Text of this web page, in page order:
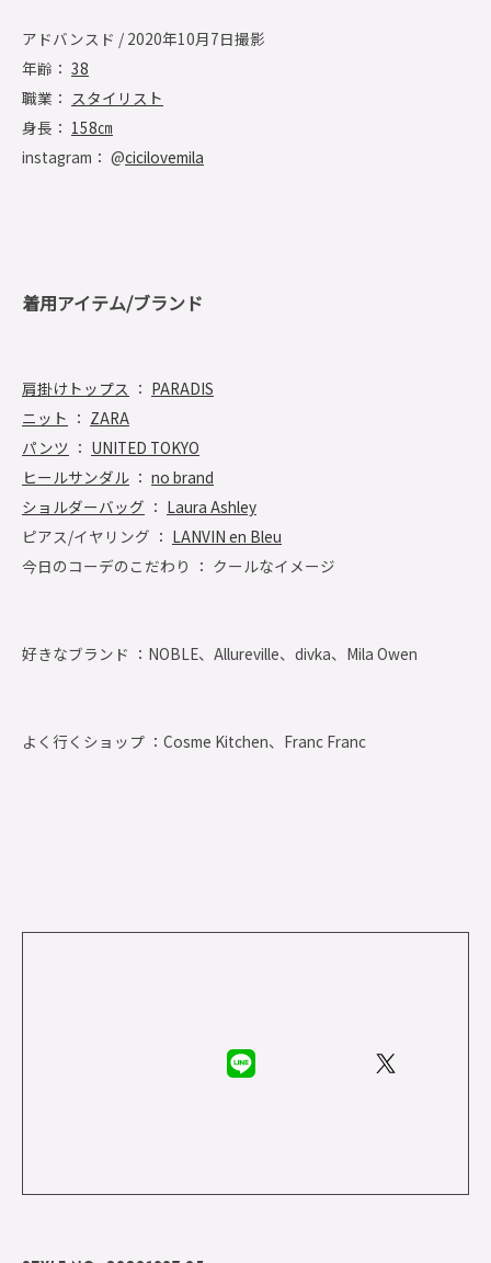
アドバンスド / 2020年10月7日撮影
年齢： 38
職業： スタイリスト
身長： 158㎝
instagram： @cicilovemila
着用アイテム/ブランド
肩掛けトップス ： PARADIS
ニット ： ZARA
パンツ ： UNITED TOKYO
ヒールサンダル ： no brand
ショルダーバッグ ： Laura Ashley
ピアス/イヤリング ： LANVIN en Bleu
今日のコーデのこだわり ： クールなイメージ
好きなブランド ： NOBLE、Allureville、divka、Mila Owen
よく行くショップ ： Cosme Kitchen、Franc Franc